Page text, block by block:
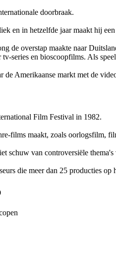
doorbraak.
en in hetzelfde jaar maakt hij
de overstap maakte naar
series en bioscoopfilms. Als
de Amerikaanse markt met de
Film Festival in 1982.
films maakt, zoals oorlogsfilm,
van controversiële
die meer dan 25 producties op